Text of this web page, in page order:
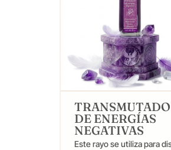
DE ENERGÍAS
NEGATIVAS
Este rayo se utiliza para